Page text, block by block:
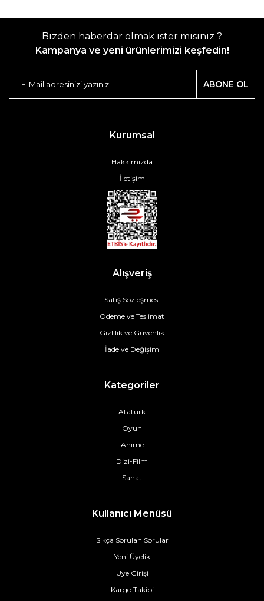
Bizden haberdar olmak ister misiniz ?
Kampanya ve yeni ürünlerimizi keşfedin!
ABONE OL
Kurumsal
Hakkımızda
İletişim
Alışveriş
Satış Sözleşmesi
Ödeme ve Teslimat
Gizlilik ve Güvenlik
İade ve Değişim
Kategoriler
Atatürk
Oyun
Anime
Dizi-Film
Sanat
Kullanıcı Menüsü
Sıkça Sorulan Sorular
Yeni Üyelik
Üye Girişi
Kargo Takibi